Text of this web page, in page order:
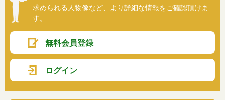
求められる人物像など、より詳細な情報をご確認頂けま
す。
無料会員登録
ログイン